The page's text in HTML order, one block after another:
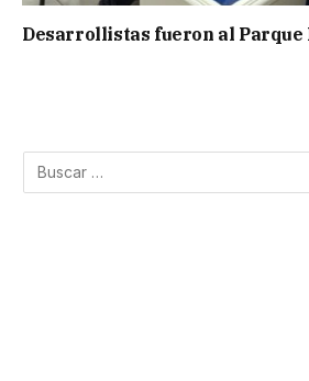
Desarrollistas fueron al Parque